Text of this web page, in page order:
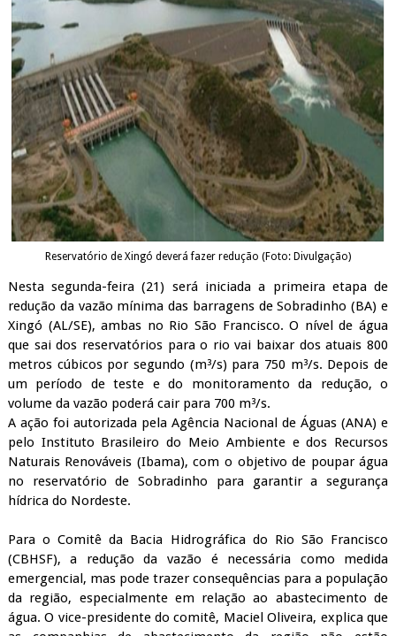
Reservatório de Xingó deverá fazer redução (Foto: Divulgação)
Nesta segunda-feira (21) será iniciada a primeira etapa de
redução da vazão mínima das barragens de Sobradinho (BA) e
Xingó (AL/SE), ambas no Rio São Francisco. O nível de água
que sai dos reservatórios para o rio vai baixar dos atuais 800
metros cúbicos por segundo (m³/s) para 750 m³/s. Depois de
um período de teste e do monitoramento da redução, o
volume da vazão poderá cair para 700 m³/s.
A ação foi autorizada pela Agência Nacional de Águas (ANA) e
pelo Instituto Brasileiro do Meio Ambiente e dos Recursos
Naturais Renováveis (Ibama), com o objetivo de poupar água
no reservatório de Sobradinho para garantir a segurança
hídrica do Nordeste.
Para o Comitê da Bacia Hidrográfica do Rio São Francisco
(CBHSF), a redução da vazão é necessária como medida
emergencial, mas pode trazer consequências para a população
da região, especialmente em relação ao abastecimento de
água. O vice-presidente do comitê, Maciel Oliveira, explica que